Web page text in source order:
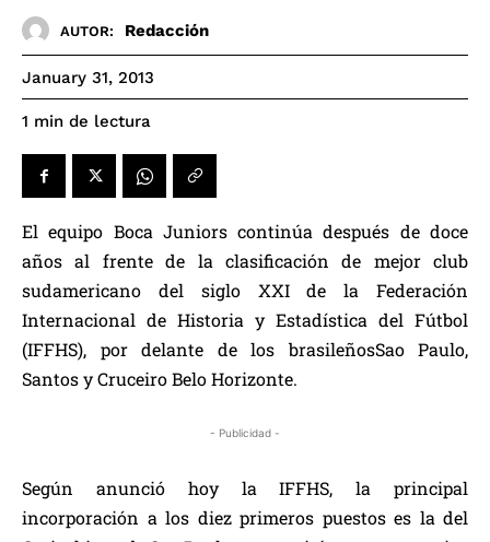
AUTOR: Redacción
January 31, 2013
1 min de lectura
El equipo Boca Juniors continúa después de doce
años al frente de la clasificación de mejor club
sudamericano del siglo XXI de la Federación
Internacional de Historia y Estadística del Fútbol
(IFFHS), por delante de los brasileñosSao Paulo,
Santos y Cruceiro Belo Horizonte.
- Publicidad -
Según anunció hoy la IFFHS, la principal
incorporación a los diez primeros puestos es la del